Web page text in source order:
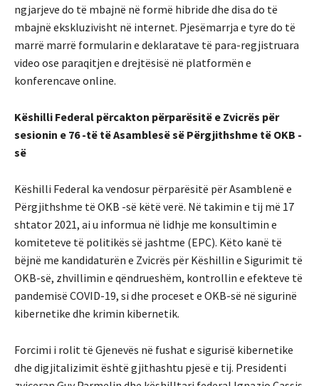
ngjarjeve do të mbajnë në formë hibride dhe disa do të
mbajnë ekskluzivisht në internet. Pjesëmarrja e tyre do të
marrë marrë formularin e deklaratave të para-regjistruara
video ose paraqitjen e drejtësisë në platformën e
konferencave online.
Këshilli Federal përcakton përparësitë e Zvicrës për
sesionin e 76 -të të Asamblesë së Përgjithshme të OKB -
së
Këshilli Federal ka vendosur përparësitë për Asamblenë e
Përgjithshme të OKB -së këtë verë. Në takimin e tij më 17
shtator 2021, ai u informua në lidhje me konsultimin e
komiteteve të politikës së jashtme (EPC). Këto kanë të
bëjnë me kandidaturën e Zvicrës për Këshillin e Sigurimit të
OKB-së, zhvillimin e qëndrueshëm, kontrollin e efekteve të
pandemisë COVID-19, si dhe proceset e OKB-së në sigurinë
kibernetike dhe krimin kibernetik.
Forcimi i rolit të Gjenevës në fushat e sigurisë kibernetike
dhe digjitalizimit është gjithashtu pjesë e tij. Presidenti